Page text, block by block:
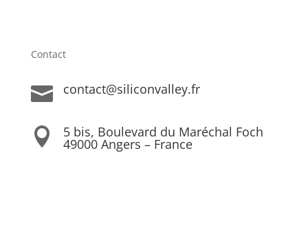
Contact
 contact@siliconvalley.fr
 5 bis, Boulevard du Maréchal Foch
49000 Angers – France